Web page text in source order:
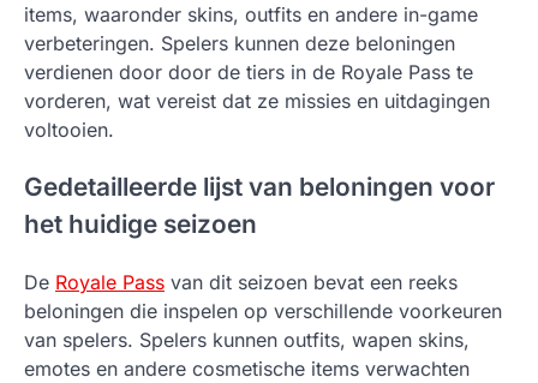
items, waaronder skins, outfits en andere in-game
verbeteringen. Spelers kunnen deze beloningen
verdienen door door de tiers in de Royale Pass te
vorderen, wat vereist dat ze missies en uitdagingen
voltooien.
Gedetailleerde lijst van beloningen voor
het huidige seizoen
De Royale Pass van dit seizoen bevat een reeks
beloningen die inspelen op verschillende voorkeuren
van spelers. Spelers kunnen outfits, wapen skins,
emotes en andere cosmetische items verwachten